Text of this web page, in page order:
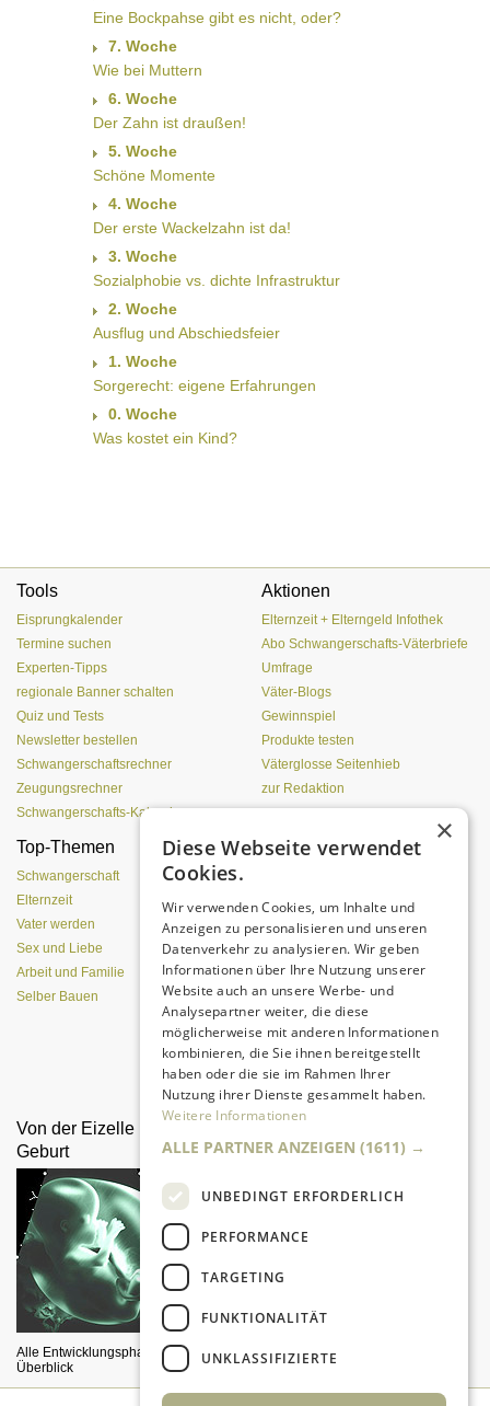
Eine Bockpahse gibt es nicht, oder?
7. Woche
Wie bei Muttern
6. Woche
Der Zahn ist draußen!
5. Woche
Schöne Momente
4. Woche
Der erste Wackelzahn ist da!
3. Woche
Sozialphobie vs. dichte Infrastruktur
2. Woche
Ausflug und Abschiedsfeier
1. Woche
Sorgerecht: eigene Erfahrungen
0. Woche
Was kostet ein Kind?
Tools
Eisprungkalender
Termine suchen
Experten-Tipps
regionale Banner schalten
Quiz und Tests
Newsletter bestellen
Schwangerschaftsrechner
Zeugungsrechner
Schwangerschafts-Kalender
Aktionen
Elternzeit + Elterngeld Infothek
Abo Schwangerschafts-Väterbriefe
Umfrage
Väter-Blogs
Gewinnspiel
Produkte testen
Väterglosse Seitenhieb
zur Redaktion
Top-Themen
Schwangerschaft
Elternzeit
Vater werden
Sex und Liebe
Arbeit und Familie
Selber Bauen
Einen Lehmofen
Da sind Kinder mit Begeisterung
dabei.
Von der Eizelle bis zur
Geburt
Alle Entwicklungsphasen im
Überblick
angesagt?
Machos oder Softies?
×
Diese Webseite verwendet
Cookies.
Wir verwenden Cookies, um Inhalte und
Anzeigen zu personalisieren und unseren
Datenverkehr zu analysieren. Wir geben
Informationen über Ihre Nutzung unserer
Website auch an unsere Werbe- und
Analysepartner weiter, die diese
möglicherweise mit anderen Informationen
kombinieren, die Sie ihnen bereitgestellt
haben oder die sie im Rahmen Ihrer
Nutzung ihrer Dienste gesammelt haben.
Weitere Informationen
ALLE PARTNER ANZEIGEN (1611) →
UNBEDINGT ERFORDERLICH
PERFORMANCE
TARGETING
FUNKTIONALITÄT
UNKLASSIFIZIERTE